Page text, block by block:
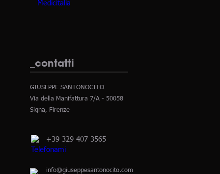
_contatti
GIUSEPPE SANTONOCITO
Via della Manifattura 7/A - 50058
Signa, Firenze
+39 329 407 3565
info@giuseppesantonocito.com